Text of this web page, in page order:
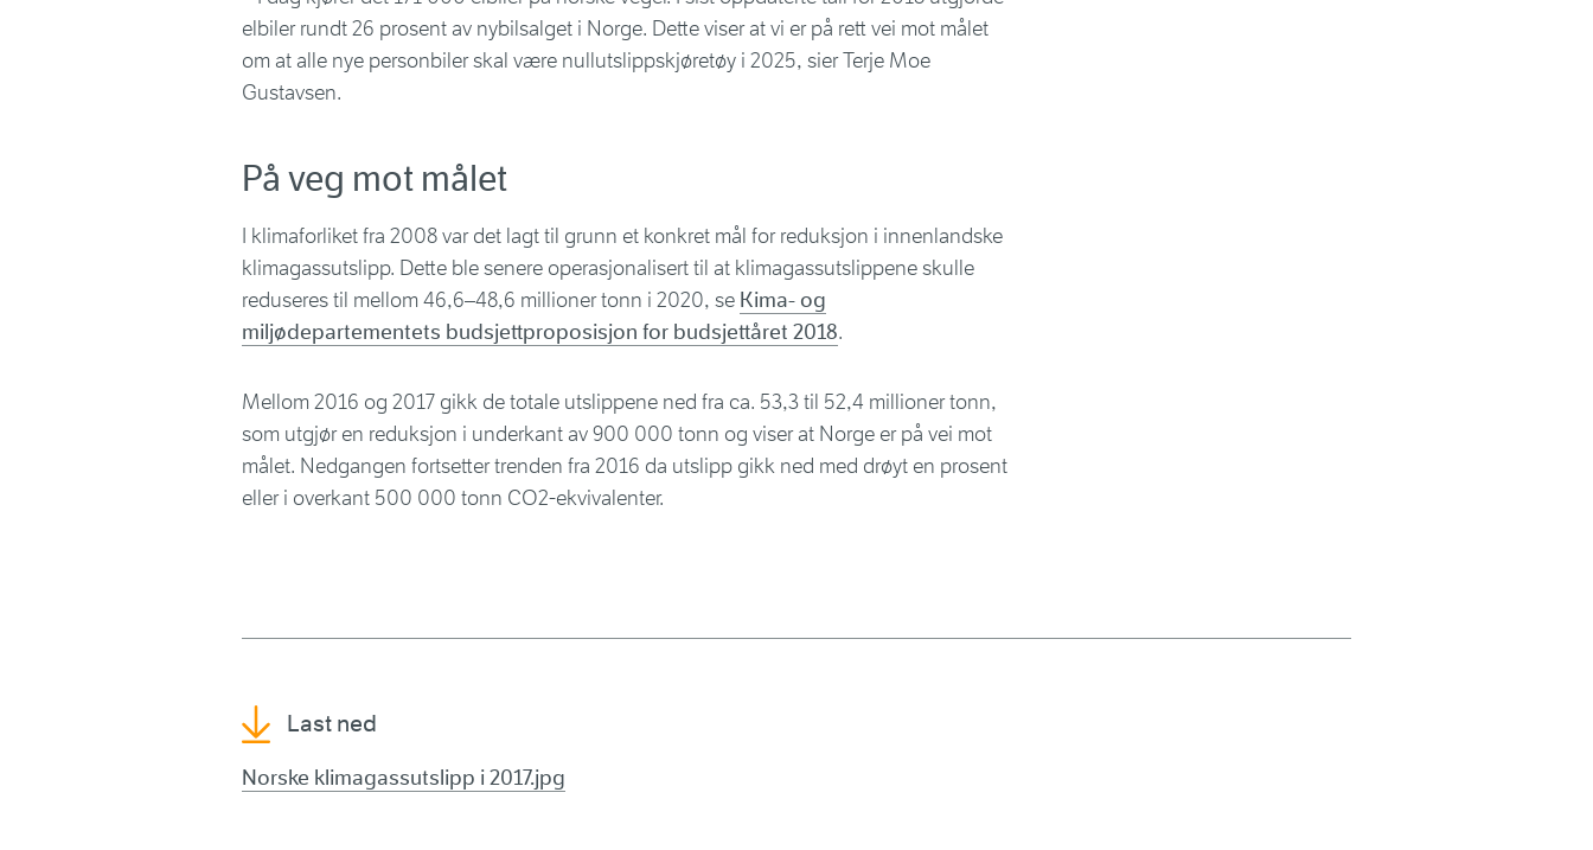
elbiler rundt 26 prosent av nybilsalget i Norge. Dette viser at vi er på rett vei mot målet
om at alle nye personbiler skal være nullutslippskjøretøy i 2025, sier Terje Moe
Gustavsen.
På veg mot målet
I klimaforliket fra 2008 var det lagt til grunn et konkret mål for reduksjon i innenlandske
klimagassutslipp. Dette ble senere operasjonalisert til at klimagassutslippene skulle
reduseres til mellom 46,6–48,6 millioner tonn i 2020, se Kima- og
miljødepartementets budsjettproposisjon for budsjettåret 2018.
Mellom 2016 og 2017 gikk de totale utslippene ned fra ca. 53,3 til 52,4 millioner tonn,
som utgjør en reduksjon i underkant av 900 000 tonn og viser at Norge er på vei mot
målet. Nedgangen fortsetter trenden fra 2016 da utslipp gikk ned med drøyt en prosent
eller i overkant 500 000 tonn CO2-ekvivalenter.
Last ned
Norske klimagassutslipp i 2017.jpg